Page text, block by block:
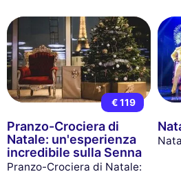
€ 119
Pranzo-Crociera di
Natale: un'esperienza
incredibile sulla Senna
Pranzo-Crociera di Natale: